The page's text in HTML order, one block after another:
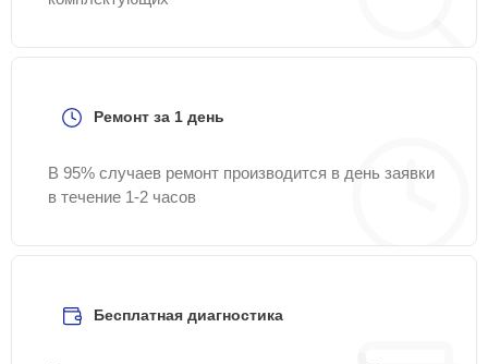
Ремонт за 1 день
В 95% случаев ремонт производится в день заявки
в течение 1-2 часов
Бесплатная диагностика